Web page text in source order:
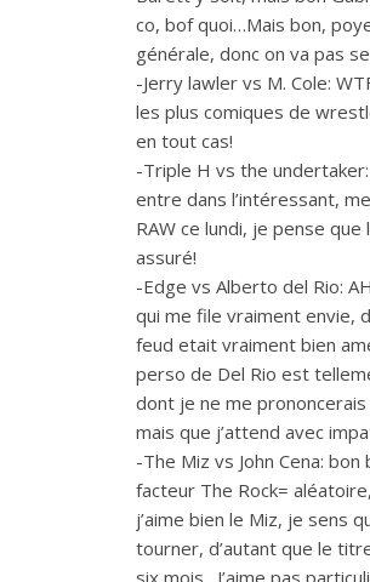
co, bof quoi…Mais bon,
générale, donc on va pas
-Jerry lawler vs M. Cole:
les plus comiques de
en tout cas!
-Triple H vs the
entre dans l’intéressant,
RAW ce lundi, je pense
assuré!
-Edge vs Alberto del Rio:
qui me file vraiment envie,
feud etait vraiment bien
perso de Del Rio est
dont je ne me prononcerais
mais que j’attend avec
-The Miz vs John Cena: bon
facteur The Rock=
j’aime bien le Miz, je sens
tourner, d’autant que le
six mois…J’aime pas